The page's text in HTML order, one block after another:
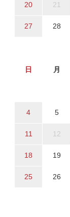
20 21
27 28
日 月
4 5
11 12
18 19
25 26